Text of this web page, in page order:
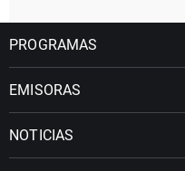
PROGRAMAS
EMISORAS
NOTICIAS